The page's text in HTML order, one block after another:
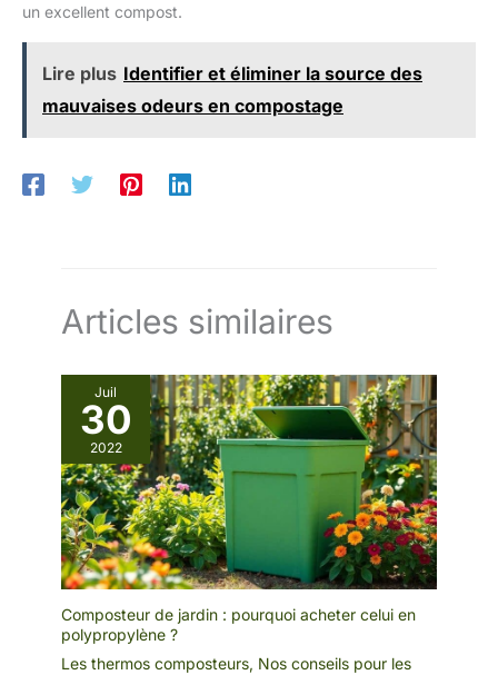
un excellent compost.
Lire plus Identifier et éliminer la source des
mauvaises odeurs en compostage
Articles similaires
Juil
30
2022
Composteur de jardin : pourquoi acheter celui en
polypropylène ?
Les thermos composteurs, Nos conseils pour les